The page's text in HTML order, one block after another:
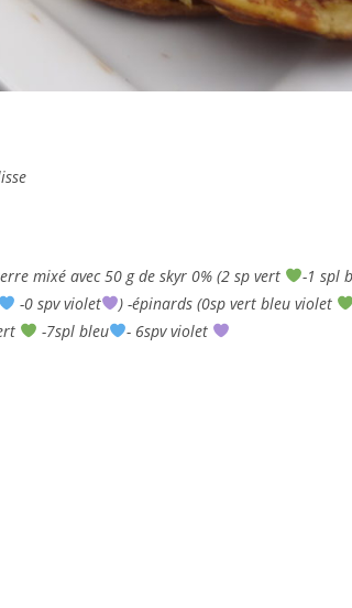
mixé avec 50 g de skyr 0% (2 sp vert -1 spl
-0 spv violet ) -épinards (0sp vert bleu violet
-7spl bleu - 6spv violet